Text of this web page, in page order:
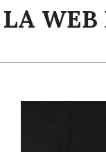
Saltar
alLA WEB